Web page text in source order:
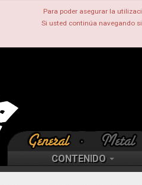
Para poder asegurar la
Si usted continúa navegando
CONTENIDO